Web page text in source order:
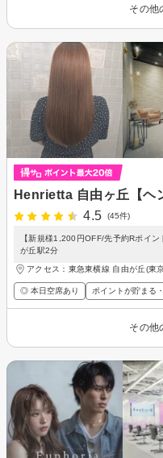
その他
Henrietta 自由ヶ丘【ヘ
4.5
(45件)
【新規様1,200円OFF/先予約Rポイ
が丘駅2分
アクセス：東急東横線 自由が丘(東
◎ 本日空席あり ポイントが貯まる
その他